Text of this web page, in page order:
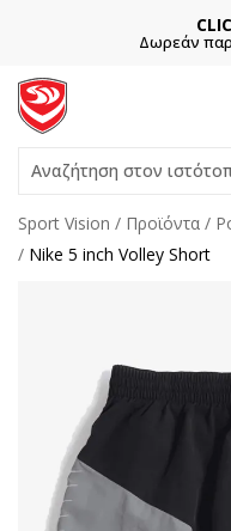
Δωρεάν
Αναζήτηση στον
Sport Vision Προϊόντα
Nike 5 inch Volley Short